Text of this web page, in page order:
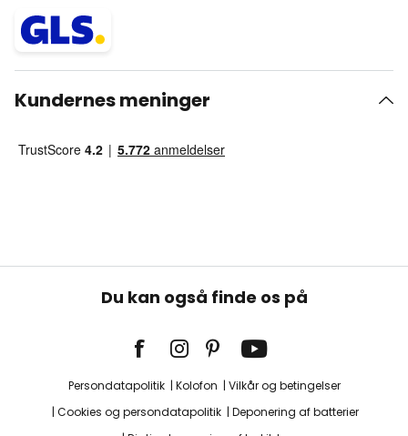
Kundernes meninger
Du kan også finde os på
Persondatapolitik Kolofon
Vilkår og betingelser
Cookies og persondatapolitik
Deponering af batterier